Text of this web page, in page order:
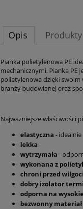
Opis
Pianka polietylenowa PE
mechanicznymi. Pianka PE
polietylenowa dzięki swoim
branży budowlanej oraz
Najważniejsze właściwości
elastyczna -
lekka
wytrzymała -
wykonana z
chroni przed
dobry izolator
odporna na
bezwonny materiał